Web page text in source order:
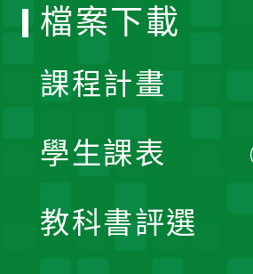
檔案下載
課程計畫
學生課表
教科書評選